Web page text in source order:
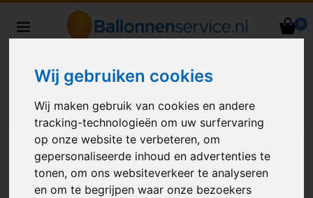
Wij gebruiken cookies
Wij maken gebruik van cookies en andere
tracking-technologieën om uw surfervaring
op onze website te verbeteren, om
gepersonaliseerde inhoud en advertenties te
tonen, om ons websiteverkeer te analyseren
en om te begrijpen waar onze bezoekers
0
Nederland